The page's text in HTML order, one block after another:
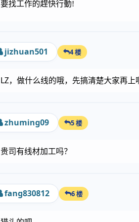
要找工作的趕快行動!
jizhuan501 4 楼
LZ，做什么线的哦，先搞清楚大家再上
zhuming09 5 楼
贵司有线材加工吗？
fang830812 6 楼